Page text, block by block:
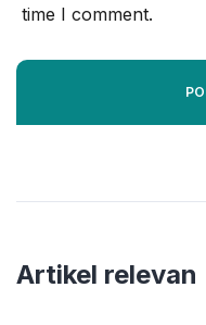
time I comment.
Artikel relevan